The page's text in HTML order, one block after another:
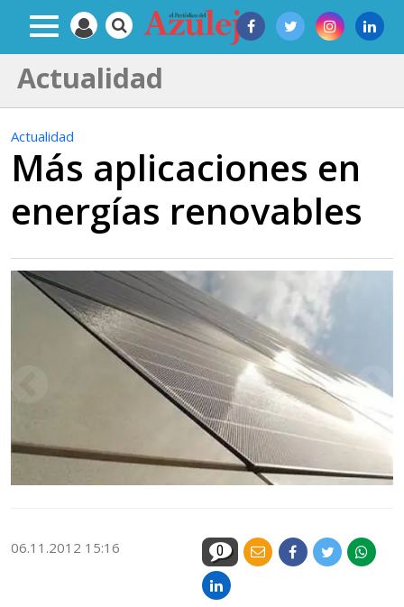
Actualidad
Actualidad
Más aplicaciones en
energías renovables
06.11.2012 15:16 0